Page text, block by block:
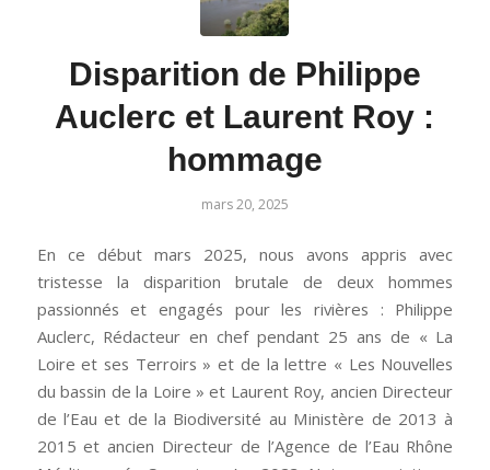
Disparition de Philippe
Auclerc et Laurent Roy :
hommage
mars 20, 2025
En ce début mars 2025, nous avons appris avec
tristesse la disparition brutale de deux hommes
passionnés et engagés pour les rivières : Philippe
Auclerc, Rédacteur en chef pendant 25 ans de « La
Loire et ses Terroirs » et de la lettre « Les Nouvelles
du bassin de la Loire » et Laurent Roy, ancien Directeur
de l’Eau et de la Biodiversité au Ministère de 2013 à
2015 et ancien Directeur de l’Agence de l’Eau Rhône